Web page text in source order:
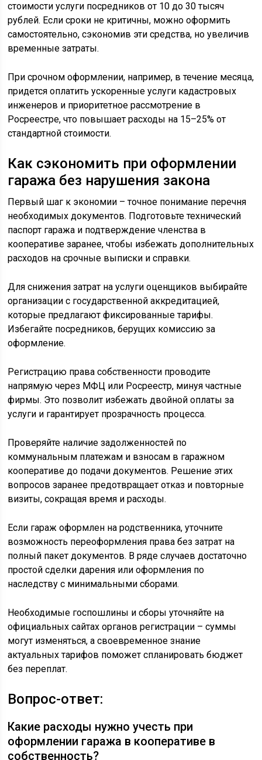
стоимости услуги посредников от 10 до 30 тысяч
рублей. Если сроки не критичны, можно оформить
самостоятельно, сэкономив эти средства, но увеличив
временные затраты.
При срочном оформлении, например, в течение месяца,
придется оплатить ускоренные услуги кадастровых
инженеров и приоритетное рассмотрение в
Росреестре, что повышает расходы на 15–25% от
стандартной стоимости.
Как сэкономить при оформлении
гаража без нарушения закона
Первый шаг к экономии – точное понимание перечня
необходимых документов. Подготовьте технический
паспорт гаража и подтверждение членства в
кооперативе заранее, чтобы избежать дополнительных
расходов на срочные выписки и справки.
Для снижения затрат на услуги оценщиков выбирайте
организации с государственной аккредитацией,
которые предлагают фиксированные тарифы.
Избегайте посредников, берущих комиссию за
оформление.
Регистрацию права собственности проводите
напрямую через МФЦ или Росреестр, минуя частные
фирмы. Это позволит избежать двойной оплаты за
услуги и гарантирует прозрачность процесса.
Проверяйте наличие задолженностей по
коммунальным платежам и взносам в гаражном
кооперативе до подачи документов. Решение этих
вопросов заранее предотвращает отказ и повторные
визиты, сокращая время и расходы.
Если гараж оформлен на родственника, уточните
возможность переоформления права без затрат на
полный пакет документов. В ряде случаев достаточно
простой сделки дарения или оформления по
наследству с минимальными сборами.
Необходимые госпошлины и сборы уточняйте на
официальных сайтах органов регистрации – суммы
могут изменяться, а своевременное знание
актуальных тарифов поможет спланировать бюджет
без переплат.
Вопрос-ответ:
Какие расходы нужно учесть при
оформлении гаража в кооперативе в
собственность?